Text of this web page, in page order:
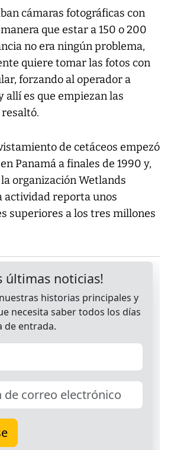
cámaras fotográficas con
que estar a 150 o 200
no era ningún problema,
quiere tomar las fotos con
forzando al operador a
allí es que empiezan las
resaltó.
de cetáceos empezó
Panamá a finales de 1990 y,
organización Wetlands
actividad reporta unos
superiores a los tres millones